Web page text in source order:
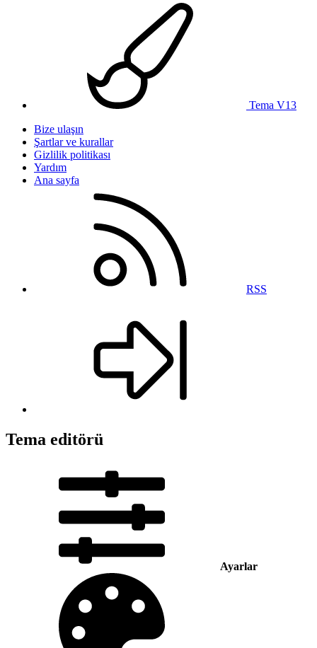
Tema V13
Bize ulaşın
Şartlar ve kurallar
Gizlilik politikası
Yardım
Ana sayfa
RSS
Tema editörü
Ayarlar